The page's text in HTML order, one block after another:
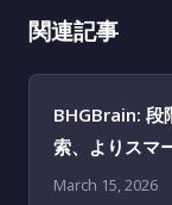
関連記事
BHGBrain: 段
索、よりスマ
March 15, 2026